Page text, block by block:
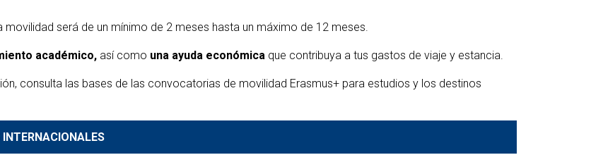
movilidad será de un mínimo de 2 meses hasta un máximo de 12 meses.
académico,así como una ayuda económicaque contribuya a tus gastos de viaje y estancia.
consulta las bases de las convocatorias de movilidad Erasmus+ para estudios y los destinos